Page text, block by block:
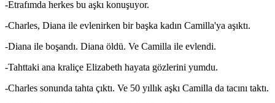
-Etrafımda herkes bu aşkı konuşuyor.
-Charles, Diana ile evlenirken bir başka kadın Camilla'ya aşıktı.
-Diana ile boşandı. Diana öldü. Ve Camilla ile evlendi.
-Tahttaki ana kraliçe Elizabeth hayata gözlerini yumdu.
-Charles sonunda tahta çıktı. Ve 50 yıllık aşkı Camilla da tacını taktı.